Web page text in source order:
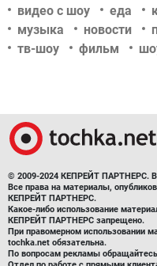
видео с шоу
еда
музыка
новости
тв-шоу
фильм
© 2009-2024 КЕПРЕЙТ ПАРТНЕРС.
Все права на материалы,
КЕПРЕЙТ ПАРТНЕРС.
Какое-либо использование
КЕПРЕЙТ ПАРТНЕРС запрещено.
При правомерном использовании
tochka.net обязательна.
По вопросам рекламы